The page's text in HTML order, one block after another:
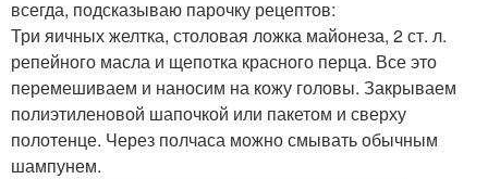
всегда, подсказываю парочку рецептов:
Три яичных желтка, столовая ложка майонеза, 2 ст. л.
репейного масла и щепотка красного перца. Все это
перемешиваем и наносим на кожу головы. Закрываем
полиэтиленовой шапочкой или пакетом и сверху
полотенце. Через полчаса можно смывать обычным
шампунем.